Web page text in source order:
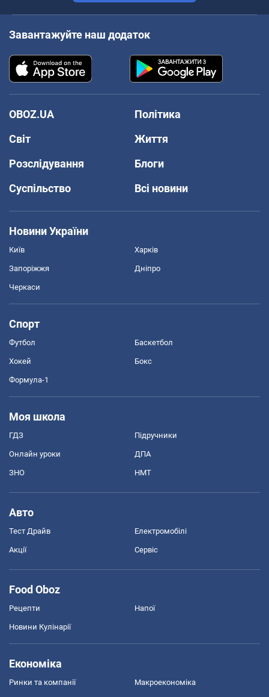
Завантажуйте наш додаток
OBOZ.UA
Політика
Світ
Життя
Розслідування
Блоги
Суспільство
Всі новини
Новини України
Київ Харків
Запоріжжя Дніпро
Черкаси
Спорт
Футбол Баскетбол
Хокей Бокс
Формула-1
Моя школа
ГДЗ Підручники
Онлайн уроки ДПА
ЗНО НМТ
Авто
Тест Драйв Електромобілі
Акції Сервіс
Food Oboz
Рецепти Напої
Новини Кулінарії
Економіка
Ринки та компанії Макроекономіка